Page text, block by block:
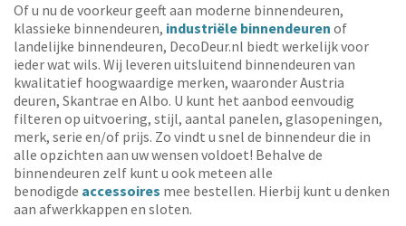
Of u nu de voorkeur geeft aan moderne binnendeuren,
klassieke binnendeuren, industriële binnendeuren of
landelijke binnendeuren, DecoDeur.nl biedt werkelijk voor
ieder wat wils. Wij leveren uitsluitend binnendeuren van
kwalitatief hoogwaardige merken, waaronder Austria
deuren, Skantrae en Albo. U kunt het aanbod eenvoudig
filteren op uitvoering, stijl, aantal panelen, glasopeningen,
merk, serie en/of prijs. Zo vindt u snel de binnendeur die in
alle opzichten aan uw wensen voldoet! Behalve de
binnendeuren zelf kunt u ook meteen alle
benodigde accessoires mee bestellen. Hierbij kunt u denken
aan afwerkkappen en sloten.